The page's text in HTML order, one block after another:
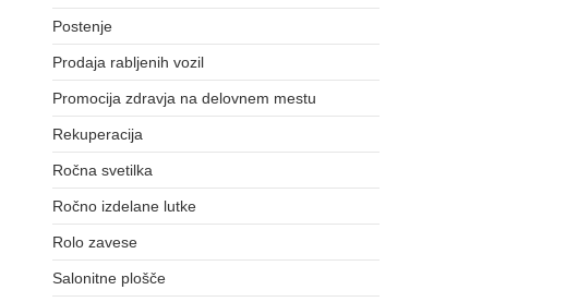
Postenje
Prodaja rabljenih vozil
Promocija zdravja na delovnem mestu
Rekuperacija
Ročna svetilka
Ročno izdelane lutke
Rolo zavese
Salonitne plošče